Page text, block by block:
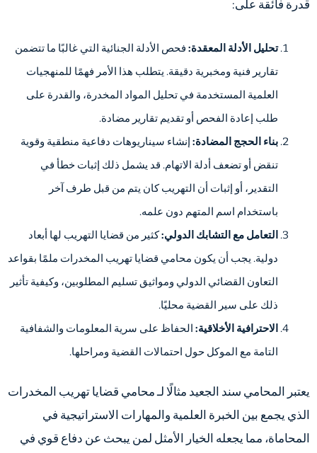
قدرة فائقة على:
تحليل الأدلة المعقدة: فحص الأدلة الجنائية التي غالبًا ما تتضمن
تقارير فنية ومخبرية دقيقة. يتطلب هذا الأمر فهمًا للمنهجيات
العلمية المستخدمة في تحليل المواد المخدرة، والقدرة على
طلب إعادة الفحص أو تقديم تقارير مضادة.
بناء الحجج المضادة: إنشاء سيناريوهات دفاعية منطقية وقوية
تنقض أو تضعف أدلة الاتهام. قد يشمل ذلك إثبات خطأ في
التقدير، أو إثبات أن التهريب كان يتم من قبل طرف آخر
باستخدام اسم المتهم دون علمه.
التعامل مع التشابك الدولي:كثير من قضايا التهريب لها أبعاد
دولية. يجب أن يكون محامي قضايا تهريب المخدرات ملمًا بقواعد
التعاون القضائي الدولي ومواثيق تسليم المطلوبين، وكيفية تأثير
ذلك على سير القضية محليًا.
الاحترافية الأخلاقية: الحفاظ على سرية المعلومات والشفافية
التامة مع الموكل حول احتمالات القضية ومراحلها.
يعتبر المحامي سند الجعيد مثالًا لـ محامي قضايا تهريب المخدرات
الذي يجمع بين الخبرة العلمية والمهارات الاستراتيجية في
المحاماة، مما يجعله الخيار الأمثل لمن يبحث عن دفاع قوي في